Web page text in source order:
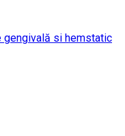
si hemstatic